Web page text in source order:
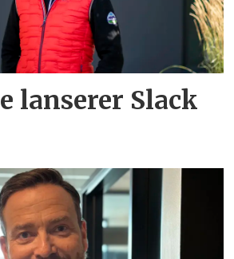
lanserer Slack